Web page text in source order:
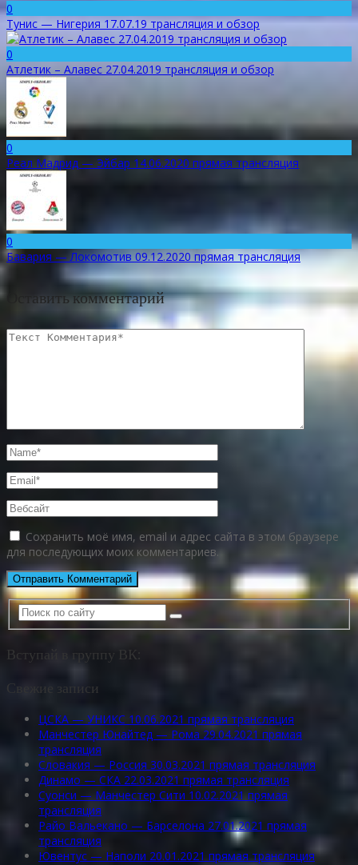
0
Тунис — Нигерия 17.07.19 трансляция и обзор
0
Атлетик – Алавес 27.04.2019 трансляция и обзор
0
Реал Мадрид — Эйбар 14.06.2020 прямая трансляция
0
Бавария — Локомотив 09.12.2020 прямая трансляция
Оставить комментарий
Сохранить моё имя, email и адрес сайта в этом браузере
для последующих моих комментариев.
Вступай в группу ВК:
Свежие записи
ЦСКА — УНИКС 10.06.2021 прямая трансляция
Манчестер Юнайтед — Рома 29.04.2021 прямая
трансляция
Словакия — Россия 30.03.2021 прямая трансляция
Динамо — СКА 22.03.2021 прямая трансляция
Суонси — Манчестер Сити 10.02.2021 прямая
трансляция
Райо Вальекано — Барселона 27.01.2021 прямая
трансляция
Ювентус — Наполи 20.01.2021 прямая трансляция